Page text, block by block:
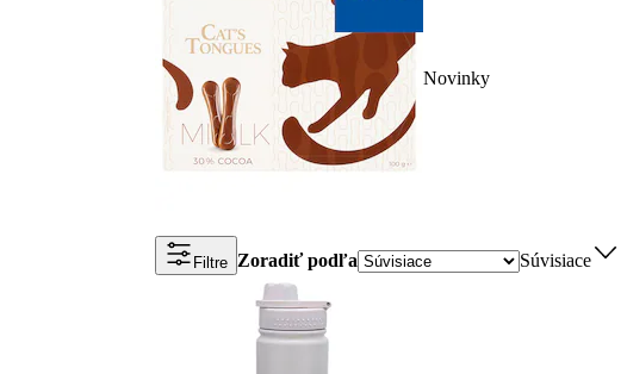
Novinky
Filtre Zoradiť podľa Súvisiace